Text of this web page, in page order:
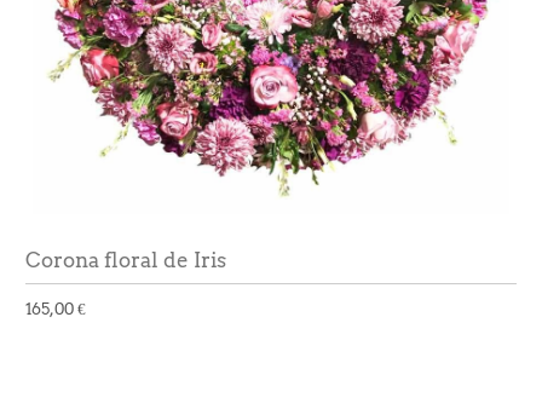
Corona floral de Iris
165,00 €